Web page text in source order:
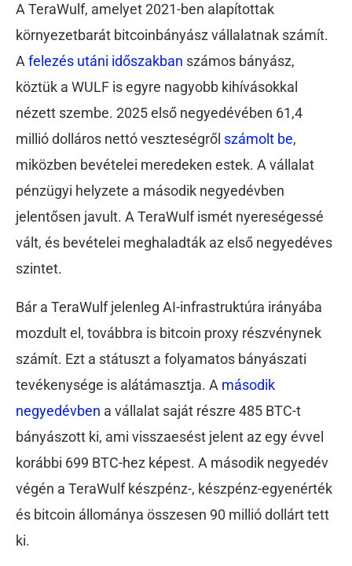
A TeraWulf, amelyet 2021-ben alapítottak
környezetbarát bitcoinbányász vállalatnak számít.
A felezés utáni időszakban számos bányász,
köztük a WULF is egyre nagyobb kihívásokkal
nézett szembe. 2025 első negyedévében 61,4
millió dolláros nettó veszteségről számolt be,
miközben bevételei meredeken estek. A vállalat
pénzügyi helyzete a második negyedévben
jelentősen javult. A TeraWulf ismét nyereségessé
vált, és bevételei meghaladták az első negyedéves
szintet.
Bár a TeraWulf jelenleg AI-infrastruktúra irányába
mozdult el, továbbra is bitcoin proxy részvénynek
számít. Ezt a státuszt a folyamatos bányászati
tevékenysége is alátámasztja. A második
negyedévben a vállalat saját részre 485 BTC-t
bányászott ki, ami visszaesést jelent az egy évvel
korábbi 699 BTC-hez képest. A második negyedév
végén a TeraWulf készpénz-, készpénz-egyenérték
és bitcoin állománya összesen 90 millió dollárt tett
ki.